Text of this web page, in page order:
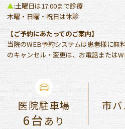
▲:土曜日は17:00まで診療
木曜・日曜・祝日は休診
【ご予約にあたってのご案内】
当院のWEB予約システムは患者様に無
のキャンセル・変更は、お電話または
医院駐車場
6台あり
市